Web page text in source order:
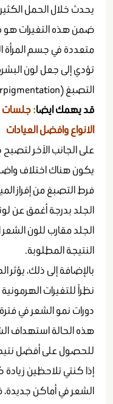
يحدث خلال الحمل
ضمن هذه التغيرات
متعددة في جسم المرأة
تؤدي إلى جعل لون
التصبغ (hyperpigmentation).
قد يهمك ايضا:جلسات
الانواع وافضل العيادات
على الجانب الآخر
يكون هناك اختلاف
فرط التصبغ من إفراز
الجلد بدرجة أغمق عن
الجلد مقارب للون الشعر
النتيجة المطلوبة.
بالإضافة إلى ذلك،
نظراً للتغيرات
دورات نمو الشعر في
هذه الحالة استهداف
للحصول على أفضل
إذا كنتي تلاحظين
الشعر في أماكن